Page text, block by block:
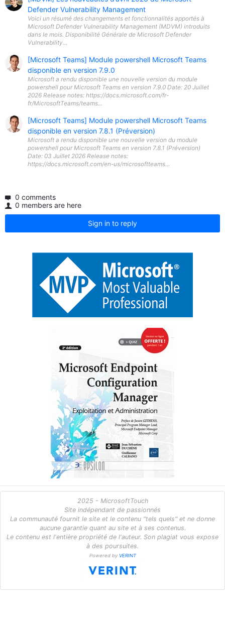
Defender Vulnerability Management
Voici un résumé des changements et fonctionnalités apportés à
Microsoft Defender Vulnerability Management (MDVM) introduits
dans le mois. Disponibilité Générale de Microsoft Defender
Vulnerability...
[Microsoft Teams] Module powershell Microsoft Teams
disponible en version 7.9.0
Microsoft a rendu disponible une nouvelle version du module
powershell pour Microsoft Teams en version 7.9.0 Date: 20 Juillet
2026 Release notes: https://docs.microsoft.com/fr-
fr/MicrosoftTeams/teams...
[Microsoft Teams] Module powershell Microsoft Teams
disponible en version 7.8.1 (Préversion)
Microsoft a rendu disponible une nouvelle version du module
powershell pour Microsoft Teams en version 7.8.1 (Préversion)
Date: 03 Juillet 2026 Release notes:
https://docs.microsoft.com/en-us/microsoftteams...
0 comments
0 members are here
Sign in to reply
2025 - MicrosoftTouch
Site indépendant de passionnés
La communauté fournit le site et le contenu "tels quels" et ne donne
aucune garantie quant au site et à ses contenus.
Le contenu est l'entière propriété de l'auteur. Son plagiat vous expose
à des poursuites.
Powered by VERINT